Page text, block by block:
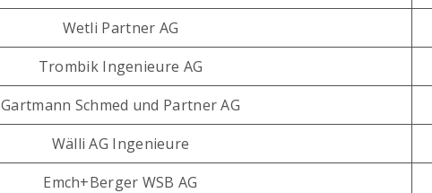
Wetli Partner AG
Trombik Ingenieure AG
Gartmann Schmed und Partner AG
Wälli AG Ingenieure
Emch+Berger WSB AG